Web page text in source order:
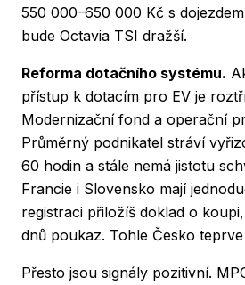
550 000–650 000 Kč s
bude Octavia TSI dražší.
Reforma dotačního systému.
přístup k dotacím pro EV je
Modernizační fond a operační
Průměrný podnikatel stráví
60 hodin a stále nemá jistotu
Francie i Slovensko mají
registraci přiložíš doklad o
dnů poukaz. Tohle Česko
Přesto jsou signály pozitivní.